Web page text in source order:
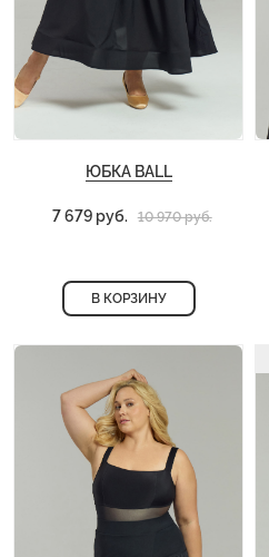
ЮБКА BALL
7 679 руб. 10 970 руб.
В КОРЗИНУ